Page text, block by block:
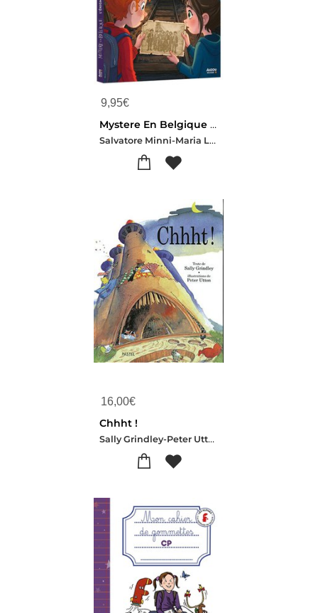
9,95€
Mystere En Belgique Tome 9 : L'enigme Du Pays Noir
Salvatore Minni-Maria Lia Malandrino
16,00€
Chhht !
Sally Grindley-Peter Utton